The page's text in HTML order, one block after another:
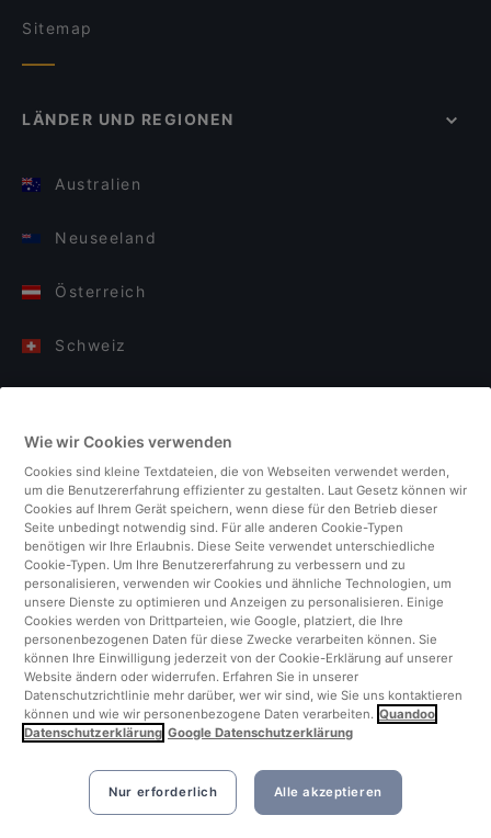
Sitemap
LÄNDER UND REGIONEN
Australien
Neuseeland
Österreich
Schweiz
Italien
Finnland
Vereinigtes Königreich
Türkei
Niederlande
Singapur
Wie wir Cookies verwenden
Cookies sind kleine Textdateien, die von Webseiten verwendet werden,
um die Benutzererfahrung effizienter zu gestalten. Laut Gesetz können wir
Cookies auf Ihrem Gerät speichern, wenn diese für den Betrieb dieser
Seite unbedingt notwendig sind. Für alle anderen Cookie-Typen
benötigen wir Ihre Erlaubnis. Diese Seite verwendet unterschiedliche
Cookie-Typen. Um Ihre Benutzererfahrung zu verbessern und zu
personalisieren, verwenden wir Cookies und ähnliche Technologien, um
unsere Dienste zu optimieren und Anzeigen zu personalisieren. Einige
Cookies werden von Drittparteien, wie Google, platziert, die Ihre
personenbezogenen Daten für diese Zwecke verarbeiten können. Sie
können Ihre Einwilligung jederzeit von der Cookie-Erklärung auf unserer
Website ändern oder widerrufen. Erfahren Sie in unserer
Datenschutzrichtlinie mehr darüber, wer wir sind, wie Sie uns kontaktieren
können und wie wir personenbezogene Daten verarbeiten. Quandoo
Datenschutzerklärung Google Datenschutzerklärung
Nur erforderlich Alle akzeptieren